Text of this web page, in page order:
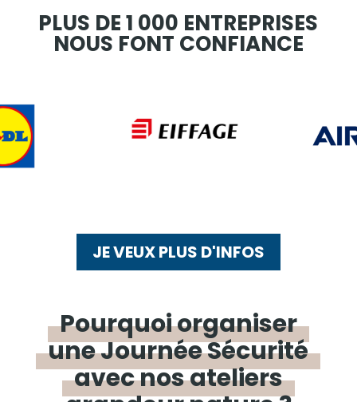
PLUS DE 1 000 ENTREPRISES
NOUS FONT CONFIANCE
JE VEUX PLUS D'INFOS
Pourquoiorganiser
uneJournéeSécurité
avecnosateliers